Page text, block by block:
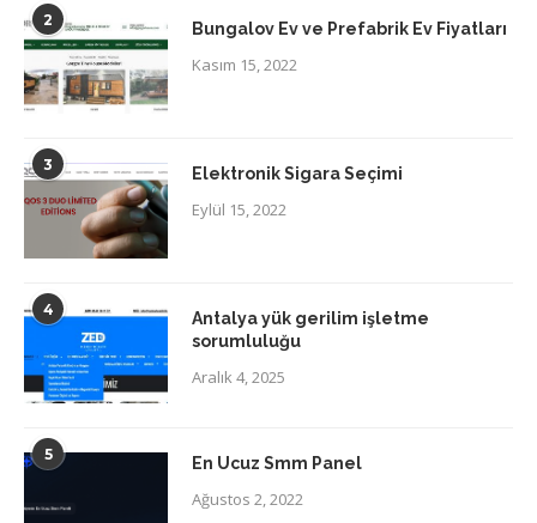
2 Bungalov Ev ve Prefabrik Ev Fiyatları
Kasım 15, 2022
3 Elektronik Sigara Seçimi
Eylül 15, 2022
4
Antalya yük gerilim işletme
sorumluluğu
Aralık 4, 2025
5 En Ucuz Smm Panel
Ağustos 2, 2022